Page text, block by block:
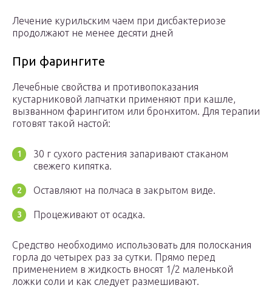
Лечение курильским чаем при дисбактериозе
продолжают не менее десяти дней
При фарингите
Лечебные свойства и противопоказания
кустарниковой лапчатки применяют при кашле,
вызванном фарингитом или бронхитом. Для терапии
готовят такой настой:
30 г сухого растения запаривают стаканом
свежего кипятка.
Оставляют на полчаса в закрытом виде.
Процеживают от осадка.
Средство необходимо использовать для полоскания
горла до четырех раз за сутки. Прямо перед
применением в жидкость вносят 1/2 маленькой
ложки соли и как следует размешивают.